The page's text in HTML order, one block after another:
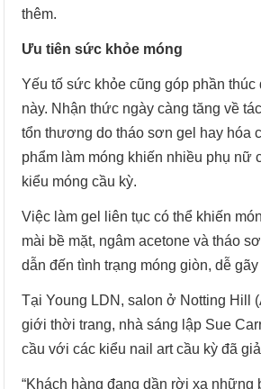
thêm.
Ưu tiên sức khỏe móng
Yếu tố sức khỏe cũng góp phần thúc
này. Nhận thức ngày càng tăng về
tổn thương do tháo sơn gel hay hóa
phẩm làm móng khiến nhiều phụ nữ
kiểu móng cầu kỳ.
Việc làm gel liên tục có thể khiến
mài bề mặt, ngâm acetone và tháo
dẫn đến tình trạng móng giòn, dễ
Tại Young LDN, salon ở Notting Hill
giới thời trang, nhà sáng lập Sue
cầu với các kiểu nail art cầu kỳ đã
“Khách hàng đang dần rời xa những